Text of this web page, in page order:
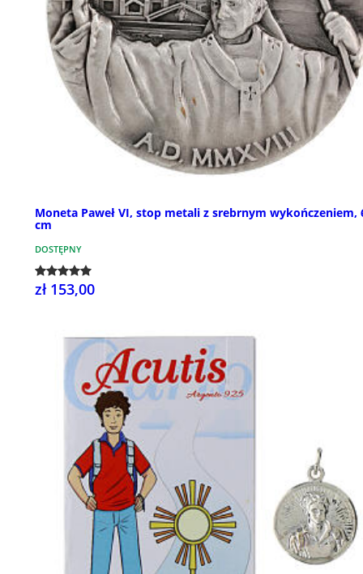
Moneta Paweł VI, stop metali z srebrnym wykończeniem,
cm
DOSTĘPNY
zł 153,00